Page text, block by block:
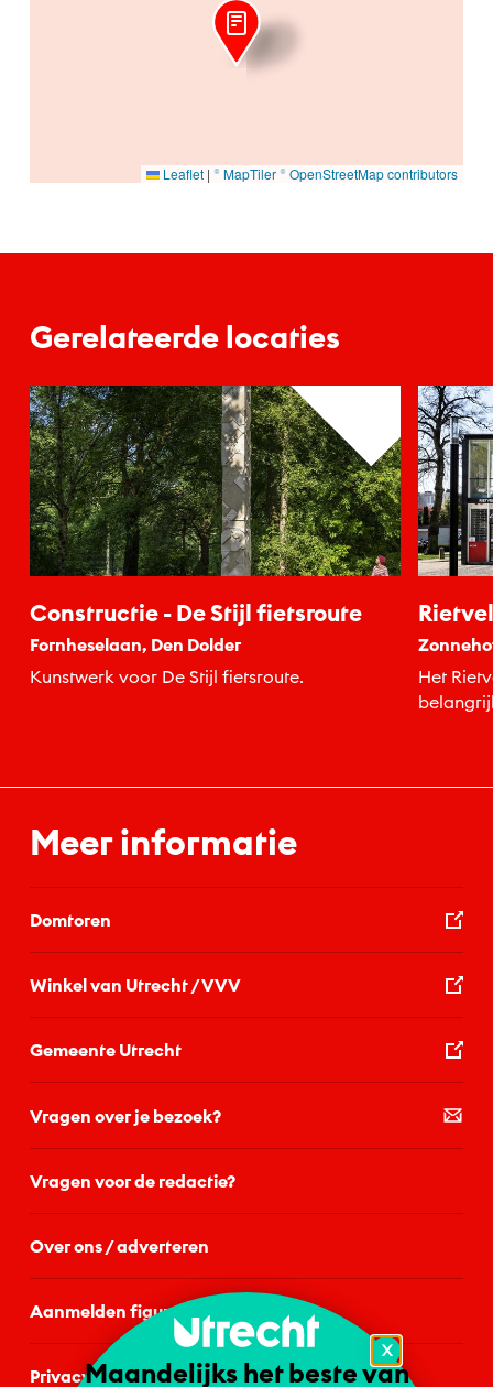
Leaflet | © MapTiler© OpenStreetMap contributors
Gerelateerde locaties
Constructie - De Stijl fietsroute
Fornheselaan, Den Dolder
Kunstwerk voor De Stijl fietsroute.
Het
Meer informatie
Domtoren
Winkel van Utrecht / VVV
Gemeente Utrecht
Vragen over je bezoek?
Vragen voor de redactie?
Over ons / adverteren
Aanmelden figurant
Privacystatement
X
Maandelijks het beste van